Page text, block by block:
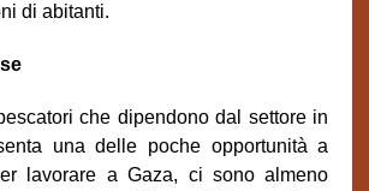
di abitanti.
che dipendono dal settore in
una delle poche opportunità a
lavorare a Gaza, ci sono almeno